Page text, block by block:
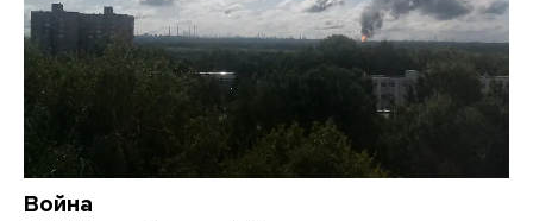
Война